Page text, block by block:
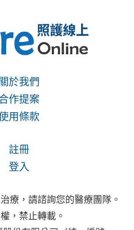
關於我們
作提案
用條款
註冊
登入
療，請諮詢您的醫療團隊。
，禁止轉載。